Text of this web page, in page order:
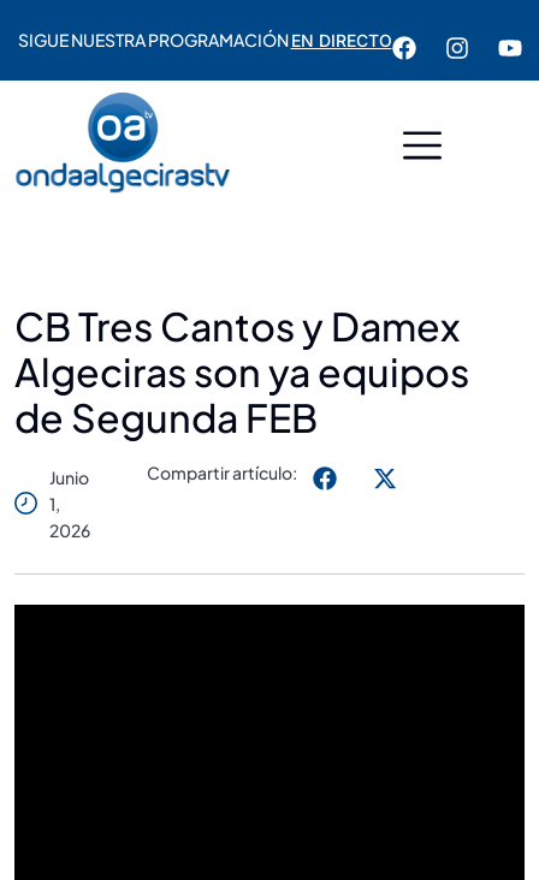
SIGUE NUESTRA PROGRAMACIÓNEN DIRECTO
CB Tres Cantos y Damex
Algeciras son ya equipos
de Segunda FEB
Junio
1,
2026
Compartir artículo: